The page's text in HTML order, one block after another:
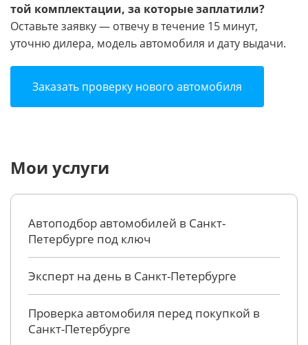
той комплектации, за которые заплатили?
Оставьте заявку — отвечу в течение 15 минут,
уточню дилера, модель автомобиля и дату выдачи.
Заказать проверку нового автомобиля
Мои услуги
Автоподбор автомобилей в Санкт-
Петербурге под ключ
Эксперт на день в Санкт-Петербурге
Проверка автомобиля перед покупкой в
Санкт-Петербурге